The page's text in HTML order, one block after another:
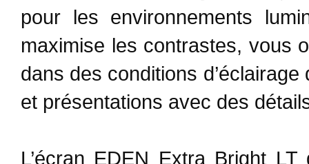
pour les environnements
maximise les contrastes, vous
dans des conditions
et présentations avec des
L’écran EDEN Extra Bright